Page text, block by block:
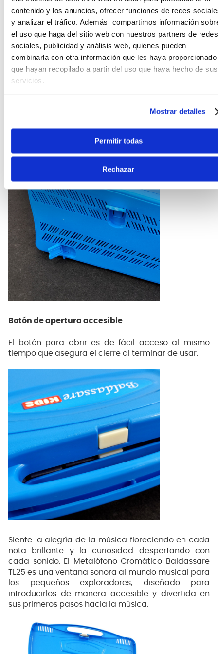
contenido y los anuncios, ofrecer funciones de redes
y analizar el tráfico. Además, compartimos información
el uso que haga del sitio web con nuestros partners de redes
sociales, publicidad y análisis web, quienes pueden
combinarla con otra información que les haya proporcionado
que hayan recopilado a partir del uso que haya hecho de sus
servicios.
Mostrar detalles
Permitir todas
Rechazar
proporciona altura al metalófono para disfrutar
Botón de apertura accesible
El botón para abrir es de fácil acceso al mismo
tiempo que asegura el cierre al terminar de usar.
Siente la alegría de la música floreciendo en cada
nota brillante y la curiosidad despertando con
cada sonido. El Metalófono Cromático Baldassare
TL25 es una ventana sonora al mundo musical para
los pequeños exploradores, diseñado para
introducirlos de manera accesible y divertida en
sus primeros pasos hacia la música.